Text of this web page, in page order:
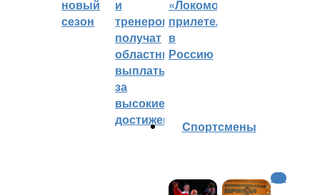
новый
сезон
и
тренеров
получат
областные
выплаты
за
высокие
достижения
«Локомотива»
прилетел
в
Россию
Cпортсмены
КХЛ